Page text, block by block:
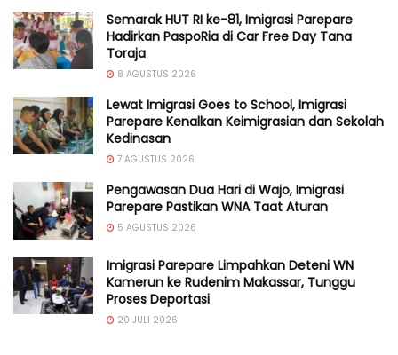
Semarak HUT RI ke-81, Imigrasi Parepare
Hadirkan PaspoRia di Car Free Day Tana
Toraja
8 AGUSTUS 2026
Lewat Imigrasi Goes to School, Imigrasi
Parepare Kenalkan Keimigrasian dan Sekolah
Kedinasan
7 AGUSTUS 2026
Pengawasan Dua Hari di Wajo, Imigrasi
Parepare Pastikan WNA Taat Aturan
5 AGUSTUS 2026
Imigrasi Parepare Limpahkan Deteni WN
Kamerun ke Rudenim Makassar, Tunggu
Proses Deportasi
20 JULI 2026